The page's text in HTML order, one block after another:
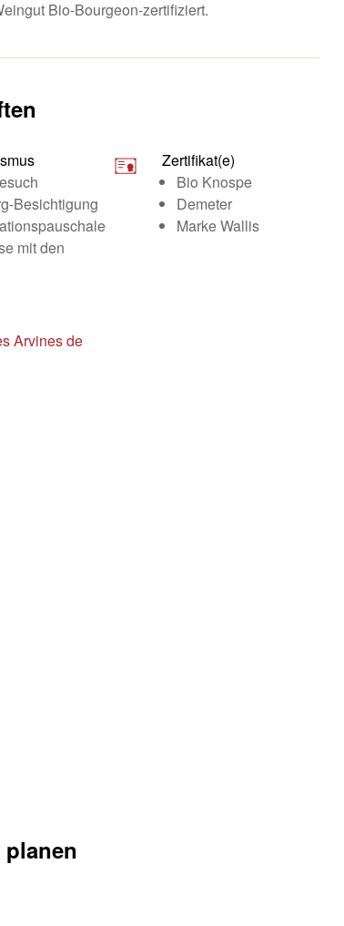
Bio-Bourgeon-zertifiziert.
Besichtigung
mit den
Zertifikat(e)
Bio Knospe
Demeter
Marke Wallis
Arvines de